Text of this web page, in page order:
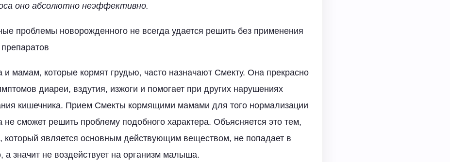
оно абсолютно неэффективно.
проблемы новорожденного не всегда удается решить без применения
и мамам, которые кормят грудью, часто назначают Смекту. Она прекрасно
диареи, вздутия, изжоги и помогает при других нарушениях
кишечника. Прием Смекты кормящими мамами для того нормализации
не сможет решить проблему подобного характера. Объясняется это тем,
который является основным действующим веществом, не попадает в
а значит не воздействует на организм малыша.